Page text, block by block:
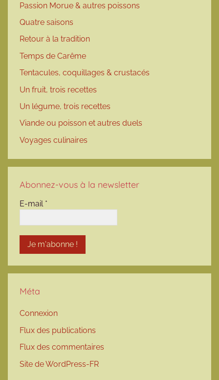
Passion Morue & autres poissons
Quatre saisons
Retour à la tradition
Temps de Carême
Tentacules, coquillages & crustacés
Un fruit, trois recettes
Un légume, trois recettes
Viande ou poisson et autres duels
Voyages culinaires
Abonnez-vous à la newsletter
E-mail *
Méta
Connexion
Flux des publications
Flux des commentaires
Site de WordPress-FR